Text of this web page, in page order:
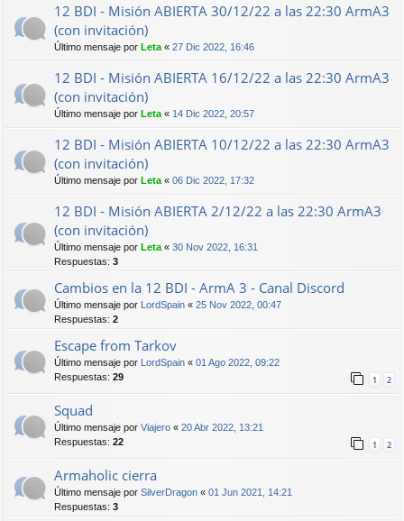
12 BDI - Misión ABIERTA 30/12/22 a las 22:30 ArmA3
(con invitación)
Último mensaje por Leta « 27 Dic 2022, 16:46
12 BDI - Misión ABIERTA 16/12/22 a las 22:30 ArmA3
(con invitación)
Último mensaje por Leta « 14 Dic 2022, 20:57
12 BDI - Misión ABIERTA 10/12/22 a las 22:30 ArmA3
(con invitación)
Último mensaje por Leta « 06 Dic 2022, 17:32
12 BDI - Misión ABIERTA 2/12/22 a las 22:30 ArmA3
(con invitación)
Último mensaje por Leta « 30 Nov 2022, 16:31
Respuestas: 3
Cambios en la 12 BDI - ArmA 3 - Canal Discord
Último mensaje por LordSpain « 25 Nov 2022, 00:47
Respuestas: 2
Escape from Tarkov
Último mensaje por LordSpain « 01 Ago 2022, 09:22
Respuestas: 29 1 2
Squad
Último mensaje por Viajero « 20 Abr 2022, 13:21
Respuestas: 22 1 2
Armaholic cierra
Último mensaje por SilverDragon « 01 Jun 2021, 14:21
Respuestas: 3